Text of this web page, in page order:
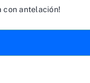
antelación!